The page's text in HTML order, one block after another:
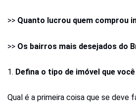
>> Quanto lucrou quem comprou
>> Os bairros mais desejados do
1. Defina o tipo de imóvel que
Qual é a primeira coisa que se deve